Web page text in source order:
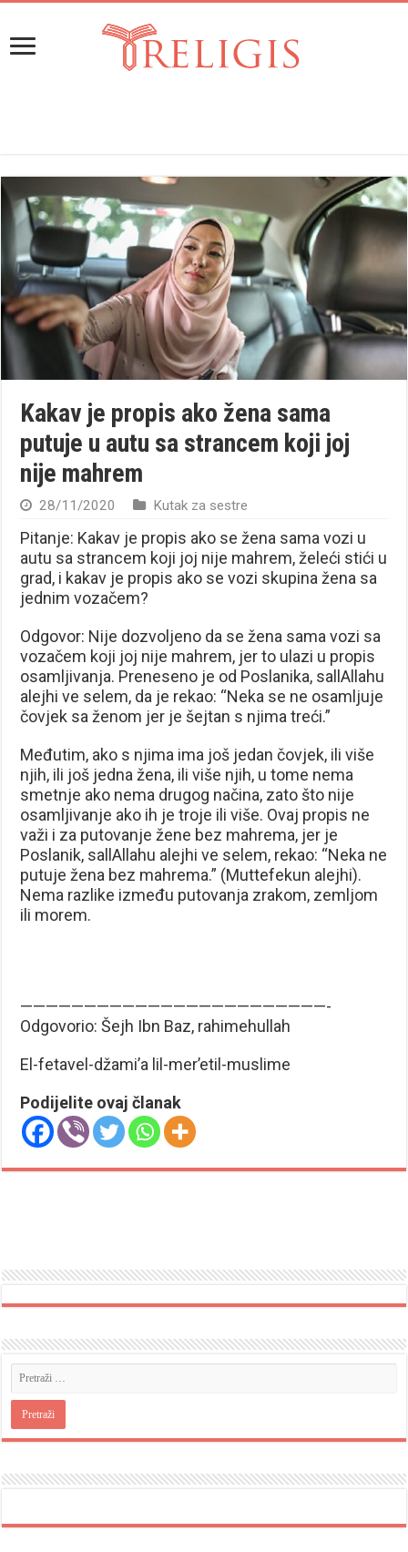
Kakav je propis ako žena sama
putuje u autu sa strancem koji joj
nije mahrem
28/11/2020 Kutak za sestre
Pitanje: Kakav je propis ako se žena sama vozi u
autu sa strancem koji joj nije mahrem, želeći stići u
grad, i kakav je propis ako se vozi skupina žena sa
jednim vozačem?
Odgovor: Nije dozvoljeno da se žena sama vozi sa
vozačem koji joj nije mahrem, jer to ulazi u propis
osamljivanja. Preneseno je od Poslanika, sallAllahu
alejhi ve selem, da je rekao: “Neka se ne osamljuje
čovjek sa ženom jer je šejtan s njima treći.”
Međutim, ako s njima ima još jedan čovjek, ili više
njih, ili još jedna žena, ili više njih, u tome nema
smetnje ako nema drugog načina, zato što nije
osamljivanje ako ih je troje ili više. Ovaj propis ne
važi i za putovanje žene bez mahrema, jer je
Poslanik, sallAllahu alejhi ve selem, rekao: “Neka ne
putuje žena bez mahrema.” (Muttefekun alejhi).
Nema razlike između putovanja zrakom, zemljom
ili morem.
————————————————————————-
Odgovorio: Šejh Ibn Baz, rahimehullah
El-fetavel-džami’a lil-mer’etil-muslime
Podijelite ovaj članak